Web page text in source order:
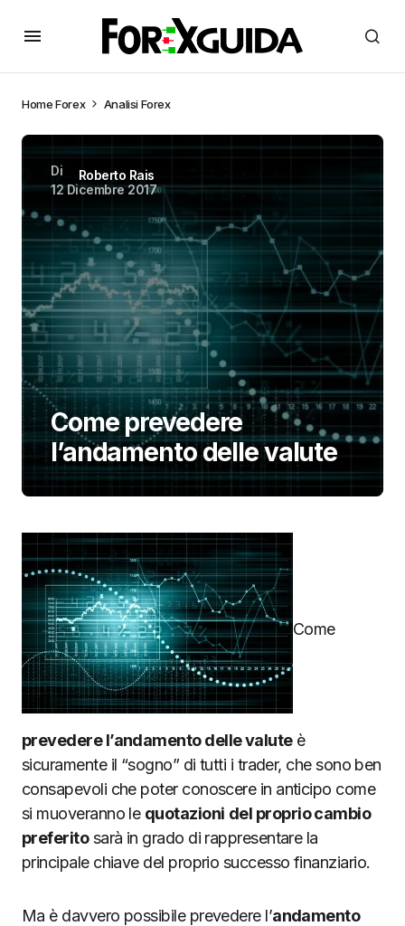
HomeForex Analisi Forex
Di
Roberto Rais
12 Dicembre 2017
Come prevedere
l’andamento delle valute
Come
prevedere l’andamento delle valuteè
sicuramente il “sogno” di tutti i trader, che sono ben
consapevoli che poter conoscere in anticipo come
si muoveranno le quotazioni del proprio cambio
preferitosarà in grado di rappresentare la
principale chiave del proprio successo finanziario.
Ma è davvero possibile prevedere l’andamento